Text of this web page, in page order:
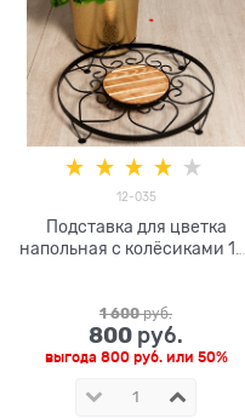
12-035
Подставка для цветка
напольная с колёсиками 12-
1 600 руб.
800 руб.
выгода 800 руб.или 50%